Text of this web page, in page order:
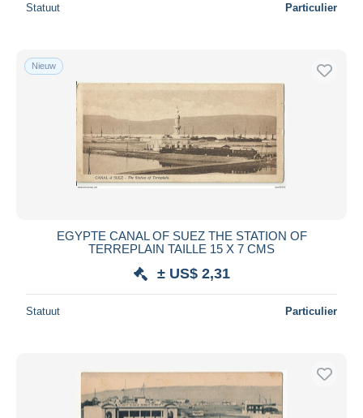
Statuut Particulier
Nieuw
EGYPTE CANAL OF SUEZ THE STATION OF
TERREPLAIN TAILLE 15 X 7 CMS
± US$ 2,31
Statuut Particulier